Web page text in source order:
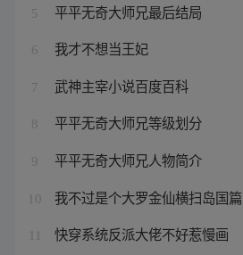
5 平平无奇大师兄最后结局
6 我才不想当王妃
7 武神主宰小说百度百科
8 平平无奇大师兄等级划分
9 平平无奇大师兄人物简介
10 我不过是个大罗金仙横扫岛国篇
快穿系统反派大佬不好惹慢画